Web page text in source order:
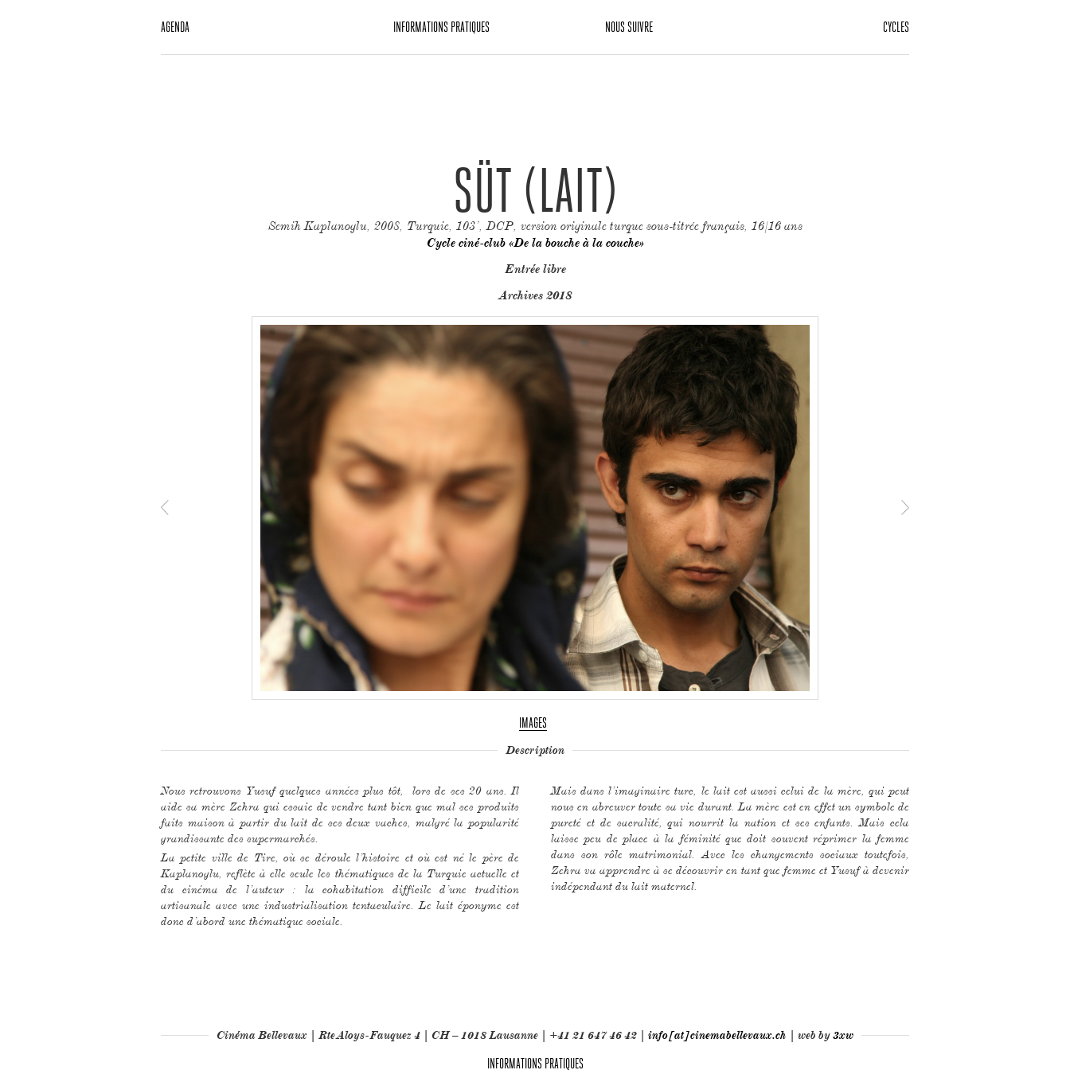
AGENDA INFORMATIONS PRATIQUES NOUS SUIVRE CYCLES
SÜT (LAIT)
Semih Kaplanoglu, 2008, Turquie, 103’, DCP, version originale turque sous-titrée français, 16/16 ans
Cycle ciné-club «De la bouche à la couche»
Entrée libre
Archives 2018
IMAGES
Description
Nous retrouvons Yusuf quelques années plus tôt, lors de ses 20 ans. Il
aide sa mère Zehra qui essaie de vendre tant bien que mal ses produits
faits maison à partir du lait de ses deux vaches, malgré la popularité
grandissante des supermarchés.
La petite ville de Tire, où se déroule l’histoire et où est né le père de
Kaplanoglu, reflète à elle seule les thématiques de la Turquie actuelle et
du cinéma de l’auteur : la cohabitation difficile d’une tradition
artisanale avec une industrialisation tentaculaire. Le lait éponyme est
donc d’abord une thématique sociale.
Mais dans l’imaginaire turc, le lait est aussi celui de la mère, qui peut
nous en abreuver toute sa vie durant. La mère est en effet un symbole de
pureté et de sacralité, qui nourrit la nation et ses enfants. Mais cela
laisse peu de place à la féminité que doit souvent réprimer la femme
dans son rôle matrimonial. Avec les changements sociaux toutefois,
Zehra va apprendre à se découvrir en tant que femme et Yusuf à devenir
indépendant du lait maternel.
Cinéma Bellevaux | Rte Aloys-Fauquez 4 | CH – 1018 Lausanne | +41 21 647 46 42 | info[at]cinemabellevaux.ch | web by3xw
INFORMATIONS PRATIQUES